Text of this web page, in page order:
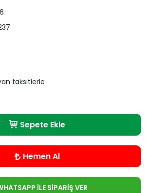
taksitlerle
Sepete Ekle
Hemen Al
İLE SİPARİŞ VER